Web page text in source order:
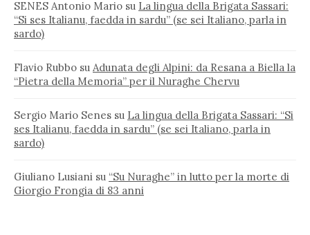
SENES Antonio Mario su La lingua della Brigata Sassari:
“Si ses Italianu, faedda in sardu” (se sei Italiano, parla in
sardo)
Flavio Rubbo su Adunata degli Alpini: da Resana a Biella la
“Pietra della Memoria” per il Nuraghe Chervu
Sergio Mario Senes su La lingua della Brigata Sassari: “Si
ses Italianu, faedda in sardu” (se sei Italiano, parla in
sardo)
Giuliano Lusiani su “Su Nuraghe” in lutto per la morte di
Giorgio Frongia di 83 anni